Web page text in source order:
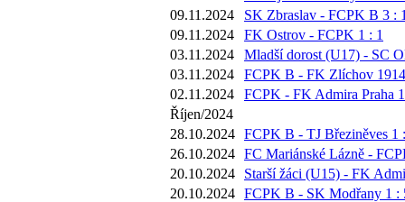
09.11.2024
SK Zbraslav - FCPK B 3 :
09.11.2024
FK Ostrov - FCPK 1 : 1
03.11.2024
Mladší dorost (U17) - SC
03.11.2024
FCPK B - FK Zlíchov
02.11.2024
FCPK - FK Admira Praha
Říjen/2024
28.10.2024 FCPK B - TJ Březiněves 1
26.10.2024 FC Mariánské Lázně -
20.10.2024
Starší žáci (U15) - FK
20.10.2024 FCPK B - SK Modřany 1 :